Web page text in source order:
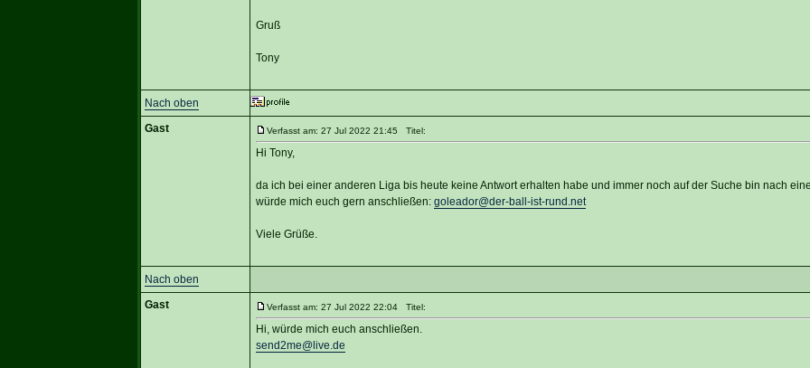
Gruß
Tony
Nach oben
Gast
Verfasst am: 27 Jul 2022 21:45 Titel:
Hi Tony,
da ich bei einer anderen Liga bis heute keine Antwort erhalten habe und immer noch auf der Suche bin nach
würde mich euch gern anschließen: goleador@der-ball-ist-rund.net
Viele Grüße.
Nach oben
Gast
Verfasst am: 27 Jul 2022 22:04 Titel:
Hi, würde mich euch anschließen.
send2me@live.de